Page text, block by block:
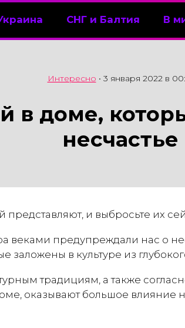
СНГ и Балтия В
Интересно • 3 января 2022 в
в доме,
несчастье
представляют, и выбросьте их
веками предупреждали нас о
заложены в культуре из
традициям, а также
оказывают большое влияние